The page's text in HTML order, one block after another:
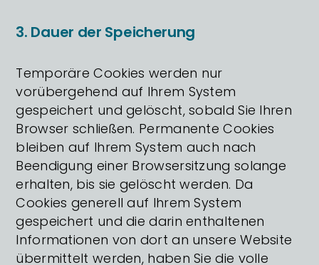
3. Dauer der Speicherung
Temporäre Cookies werden nur
vorübergehend auf Ihrem System
gespeichert und gelöscht, sobald Sie Ihren
Browser schließen. Permanente Cookies
bleiben auf Ihrem System auch nach
Beendigung einer Browsersitzung solange
erhalten, bis sie gelöscht werden. Da
Cookies generell auf Ihrem System
gespeichert und die darin enthaltenen
Informationen von dort an unsere Website
übermittelt werden, haben Sie die volle